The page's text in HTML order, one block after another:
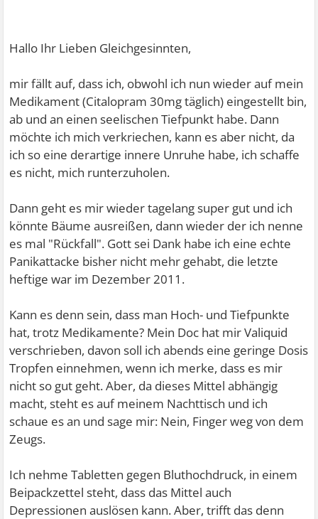
Hallo Ihr Lieben Gleichgesinnten,
mir fällt auf, dass ich, obwohl ich nun wieder auf mein
Medikament (Citalopram 30mg täglich) eingestellt bin,
ab und an einen seelischen Tiefpunkt habe. Dann
möchte ich mich verkriechen, kann es aber nicht, da
ich so eine derartige innere Unruhe habe, ich schaffe
es nicht, mich runterzuholen.
Dann geht es mir wieder tagelang super gut und ich
könnte Bäume ausreißen, dann wieder der ich nenne
es mal "Rückfall". Gott sei Dank habe ich eine echte
Panikattacke bisher nicht mehr gehabt, die letzte
heftige war im Dezember 2011.
Kann es denn sein, dass man Hoch- und Tiefpunkte
hat, trotz Medikamente? Mein Doc hat mir Valiquid
verschrieben, davon soll ich abends eine geringe Dosis
Tropfen einnehmen, wenn ich merke, dass es mir
nicht so gut geht. Aber, da dieses Mittel abhängig
macht, steht es auf meinem Nachttisch und ich
schaue es an und sage mir: Nein, Finger weg von dem
Zeugs.
Ich nehme Tabletten gegen Bluthochdruck, in einem
Beipackzettel steht, dass das Mittel auch
Depressionen auslösen kann. Aber, trifft das denn